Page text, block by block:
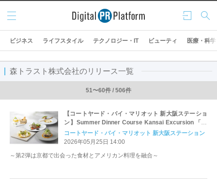
ログ
イン
検索
メニ
ュー
ビジネス ライフスタイル テクノロジー・IT ビューティ 医療・科学
森トラスト株式会社のリリース一覧
51〜60件 / 506件
【コートヤード・バイ・マリオット 新大阪ステーショ
ン】Summer Dinner Course Kansai Excursion 「京
都 美山、西陣、上賀茂 プライム セレクション」を発
売
コートヤード・バイ・マリオット 新大阪ステーション
2026年05月25日 14:00
～第2弾は京都で出会った食材とアメリカン料理を融合～